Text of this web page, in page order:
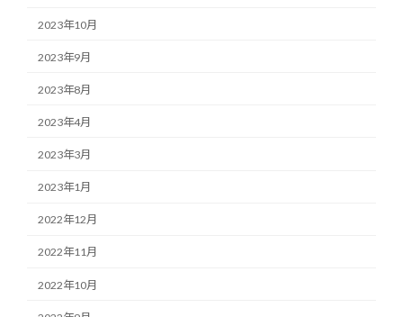
2023年10月
2023年9月
2023年8月
2023年4月
2023年3月
2023年1月
2022年12月
2022年11月
2022年10月